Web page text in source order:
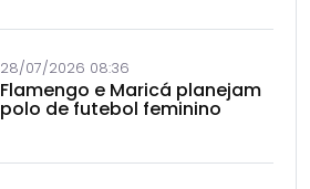
28/07/2026 08:36
Flamengo e Maricá planejam
polo de futebol feminino